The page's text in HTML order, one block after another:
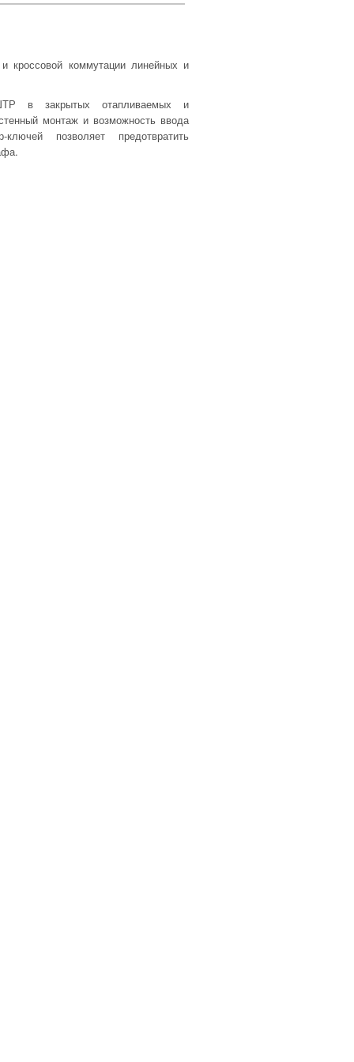
кроссовой коммутации линейных и
в закрытых отапливаемых и
монтаж и возможность ввода
позволяет предотвратить